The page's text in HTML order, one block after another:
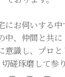
にお伺いする
中、仲間と共に
意識し、プロ
磋琢磨して参